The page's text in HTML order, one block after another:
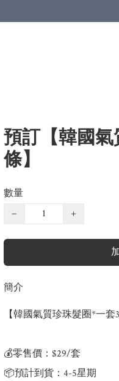
預訂【韓國
條】
數量
−
+
簡介
【韓國氣質珍珠髮圈*一套3
💰零售價：$29/套
📦預計到貨：4-5星期